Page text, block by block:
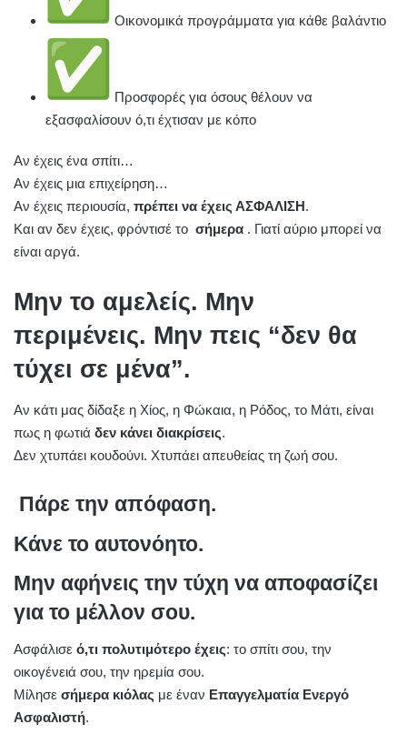
Οικονομικά προγράμματα για κάθε βαλάντιο
Προσφορές για όσους θέλουν να
εξασφαλίσουν ό,τι έχτισαν με κόπο
Αν έχεις ένα σπίτι…
Αν έχεις μια επιχείρηση…
Αν έχεις περιουσία, πρέπει να έχεις ΑΣΦΑΛΙΣΗ.
Και αν δεν έχεις, φρόντισέ το σήμερα . Γιατί αύριο μπορεί να
είναι αργά.
Μην το αμελείς. Μην
περιμένεις. Μην πεις “δεν θα
τύχει σε μένα”.
Αν κάτι μας δίδαξε η Χίος, η Φώκαια, η Ρόδος, το Μάτι, είναι
πως η φωτιά δεν κάνει διακρίσεις.
Δεν χτυπάει κουδούνι. Χτυπάει απευθείας τη ζωή σου.
Πάρε την απόφαση.
Κάνε το αυτονόητο.
Μην αφήνεις την τύχη να αποφασίζει
για το μέλλον σου.
Ασφάλισε ό,τι πολυτιμότερο έχεις: το σπίτι σου, την
οικογένειά σου, την ηρεμία σου.
Μίλησε σήμερα κιόλας με έναν Επαγγελματία Ενεργό
Ασφαλιστή.